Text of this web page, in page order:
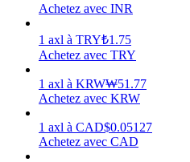
Gagner
Achetez avec INR
1 axl à TRY₺1.75
Achetez avec TRY
1 axl à KRW₩51.77
Achetez avec KRW
1 axl à CAD$0.05127
Achetez avec CAD